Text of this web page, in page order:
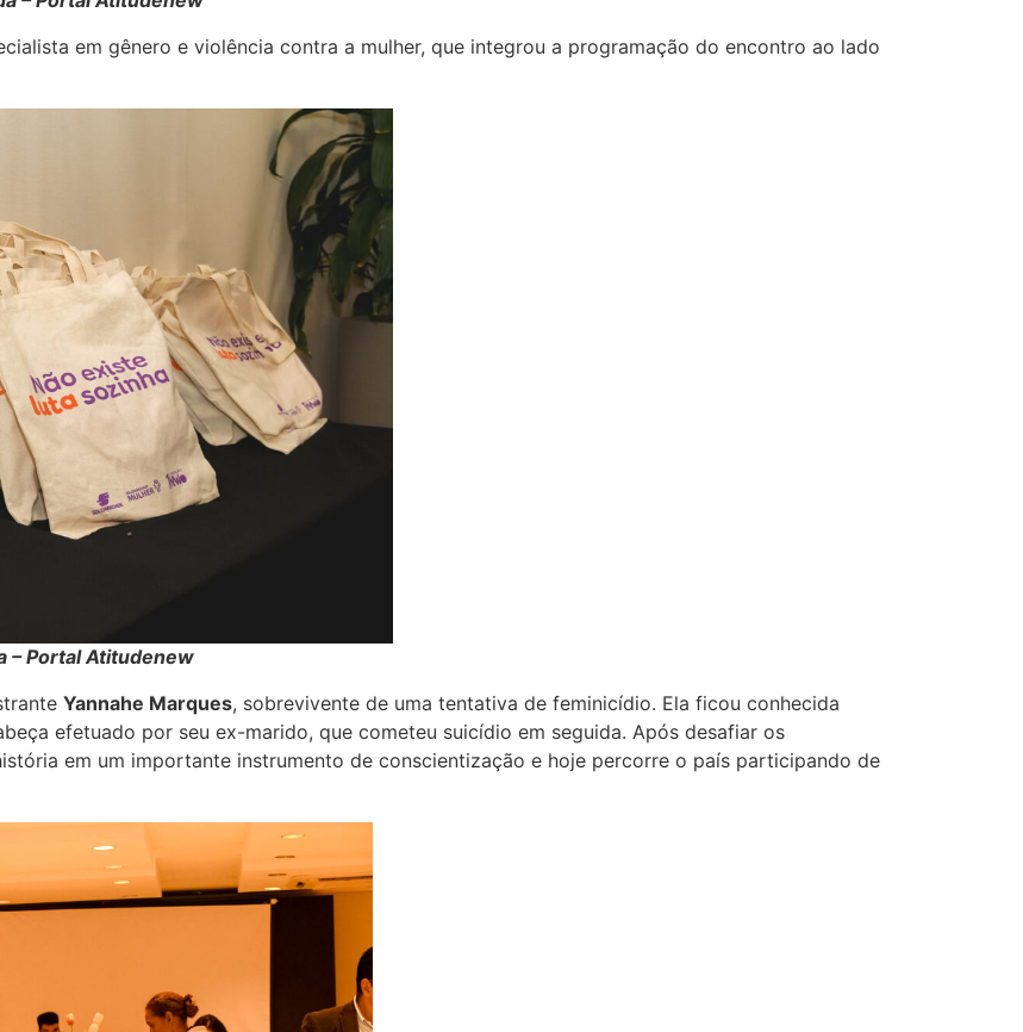
em gênero e violência contra a mulher, que integrou a programação do encontro ao lado
– Portal Atitudenew
Yannahe Marques, sobrevivente de uma tentativa de feminicídio. Ela ficou conhecida
efetuado por seu ex-marido, que cometeu suicídio em seguida. Após desafiar os
em um importante instrumento de conscientização e hoje percorre o país participando de